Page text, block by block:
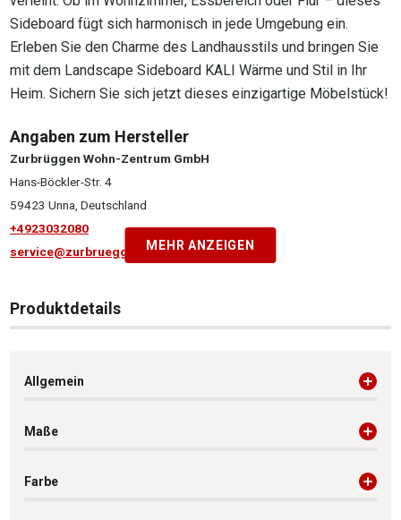
Sideboard fügt sich harmonisch in jede Umgebung ein.
Erleben Sie den Charme des Landhausstils und bringen Sie
mit dem Landscape Sideboard KALI Wärme und Stil in Ihr
Heim. Sichern Sie sich jetzt dieses einzigartige Möbelstück!
Angaben zum Hersteller
Zurbrüggen Wohn-Zentrum GmbH
Hans-Böckler-Str. 4
59423 Unna, Deutschland
+4923032080
service@zurbrueggen.deMEHR ANZEIGEN
Produktdetails
Allgemein
Maße
Farbe